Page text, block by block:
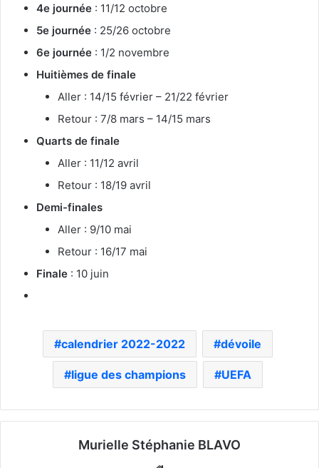
4e journée : 11/12 octobre
5e journée : 25/26 octobre
6e journée : 1/2 novembre
Huitièmes de finale
Aller : 14/15 février – 21/22 février
Retour : 7/8 mars – 14/15 mars
Quarts de finale
Aller : 11/12 avril
Retour : 18/19 avril
Demi-finales
Aller : 9/10 mai
Retour : 16/17 mai
Finale : 10 juin
calendrier 2022-2022 dévoile
ligue des champions UEFA
Murielle Stéphanie BLAVO